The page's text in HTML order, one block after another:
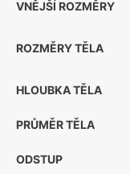
VNĚJŠÍ ROZMĚRY
ROZMĚRY TĚLA
HLOUBKA TĚLA
PRŮMĚR TĚLA
ODSTUP